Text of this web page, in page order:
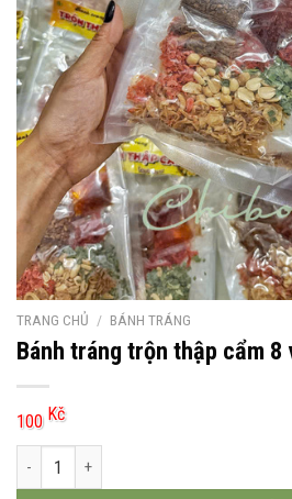
TRANG CHỦ / BÁNH TRÁNG
Bánh tráng trộn thập cẩm 8
100 Kč
Bánh tráng trộn thập cẩm 8 vị 140g số